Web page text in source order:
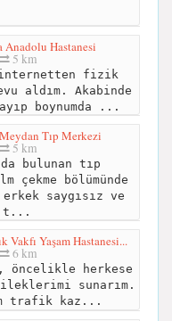
Anadolu Hastanesi
5 km
fizik
aldım. Akabinde
boynumda ...
Tıp Merkezi
5 km
bulunan tıp
çekme bölümünde
saygısız ve
t...
Vakfı Yaşam Hastanesi...
6 km
öncelikle herkese
sunarım.
trafik kaz...